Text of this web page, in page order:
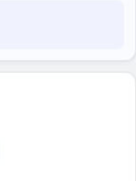
συνεργάτης στο